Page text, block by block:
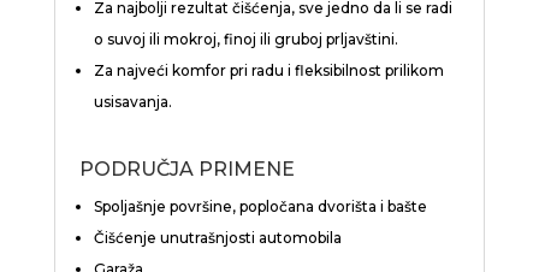
Za najbolji rezultat čišćenja, sve jedno da li se radi
o suvoj ili mokroj, finoj ili gruboj prljavštini.
Za najveći komfor pri radu i fleksibilnost prilikom
usisavanja.
PODRUČJA PRIMENE
Spoljašnje površine, popločana dvorišta i bašte
Čišćenje unutrašnjosti automobila